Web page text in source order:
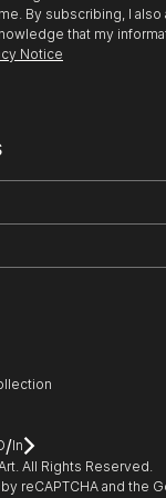
epifanici che
ma che non
e desc...
Oberdan, Milano
NovaDea,
Marconi, a
By subscribing, I also
that my
Notice
/In
All Rights Reserved.
reCAPTCHA and the